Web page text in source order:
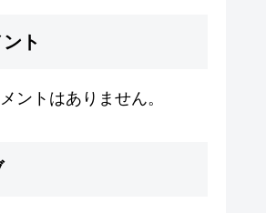
ト
ントはありません。